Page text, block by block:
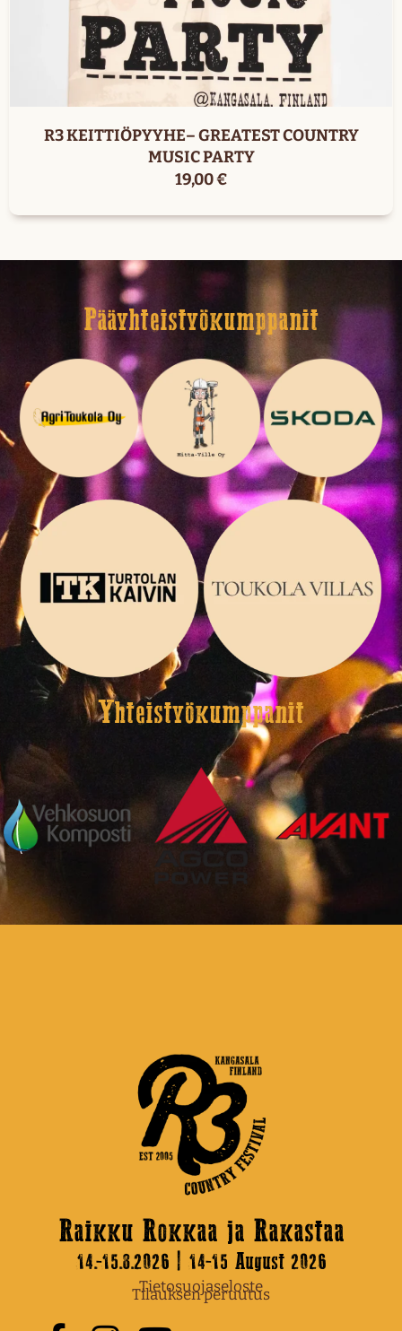
R3 KEITTIÖPYYHE– GREATEST COUNTRY
MUSIC PARTY
19,00€
Pääyhteistyökumppanit
Yhteistyökumppanit
Raikku Rokkaa ja Rakastaa
14.-15.8.2026 | 14-15 August 2026
Tietosuojaseloste
Tilauksen peruutus